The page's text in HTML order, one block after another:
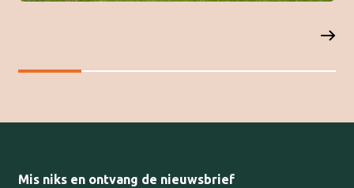
Mis niks en ontvang de nieuwsbrief